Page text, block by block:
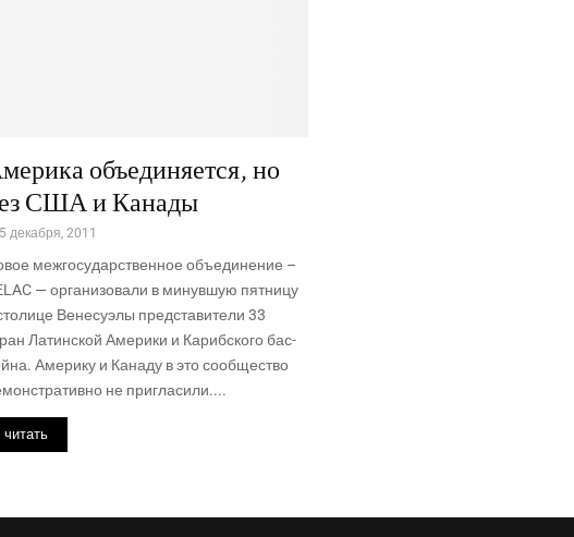
объединяется, но
США и Канады
5 декабря, 2011
меж­го­су­дар­ствен­ное объ­еди­не­ние –
— орга­ни­зо­ва­ли в минув­шую пят­ни­цу
Вене­су­э­лы пред­ста­ви­те­ли 33
Латин­ской Аме­ри­ки и Кариб­ско­го бас­
Аме­ри­ку и Кана­ду в это сооб­ще­ство
не пригласили....
читать